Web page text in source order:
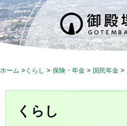
S
k
i
p
ホーム > くらし > 保険・年金 > 国民年金 >
くらし